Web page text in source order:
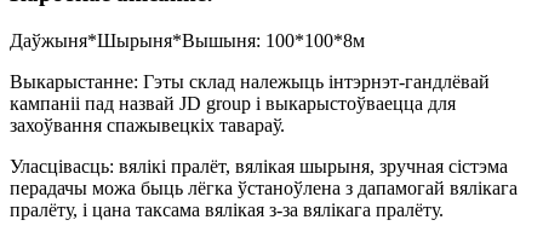
Даўжыня*Шырыня*Вышыня: 100*100*8м
Выкарыстанне: Гэты склад належыць інтэрнэт-гандлёвай
кампаніі пад назвай JD group і выкарыстоўваецца для
захоўвання спажывецкіх тавараў.
Уласцівасць: вялікі пралёт, вялікая шырыня, зручная сістэма
перадачы можа быць лёгка ўстаноўлена з дапамогай вялікага
пралёту, і цана таксама вялікая з-за вялікага пралёту.